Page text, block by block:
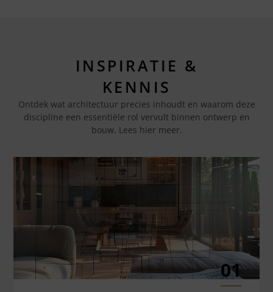
INSPIRATIE &
KENNIS
Ontdek wat architectuur precies inhoudt en waarom deze
discipline een essentiële rol vervult binnen ontwerp en
bouw. Lees hier meer.
01